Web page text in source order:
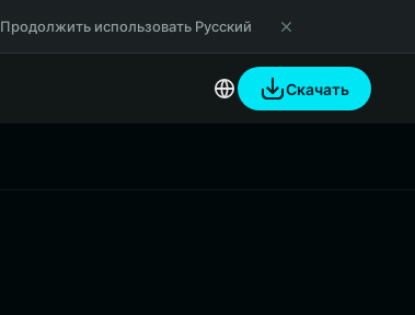
Продолжить использовать Русский
Скачать